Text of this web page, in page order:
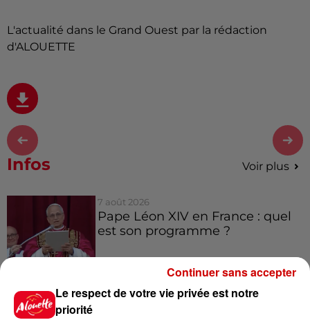
L'actualité dans le Grand Ouest par la rédaction
d'ALOUETTE
Infos Voir plus
7 août 2026
Pape Léon XIV en France : quel
est son programme ?
7 août 2026
Le respect de votre vie privée est notre
priorité
Continuer sans accepter